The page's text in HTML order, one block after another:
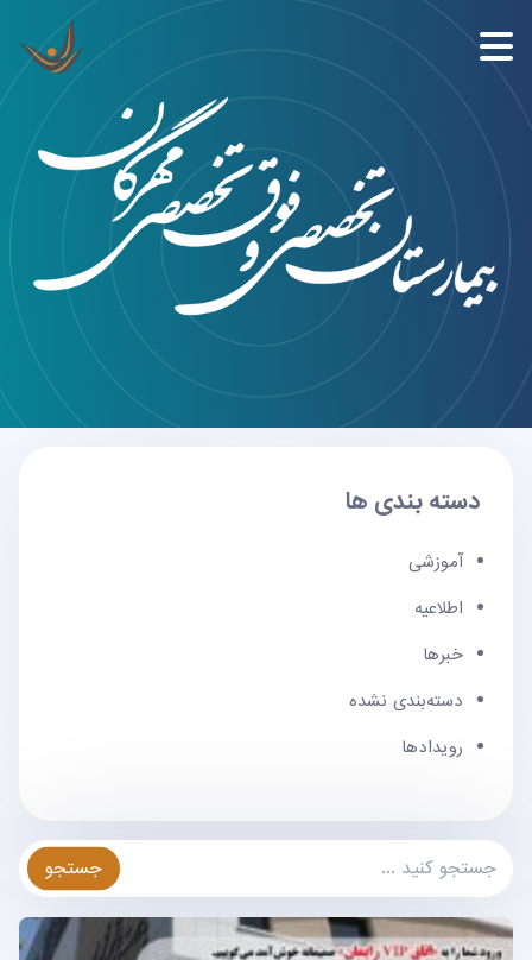
دسته بندی ها
آموزشی
اطلاعیه
خبرها
دسته‌بندی نشده
رویدادها
جستجو